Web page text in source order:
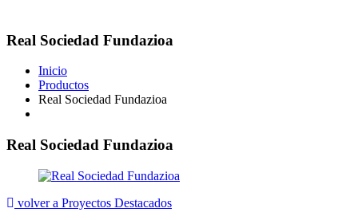
Real Sociedad Fundazioa
Inicio
Productos
Real Sociedad Fundazioa
Real Sociedad Fundazioa
volver a Proyectos Destacados